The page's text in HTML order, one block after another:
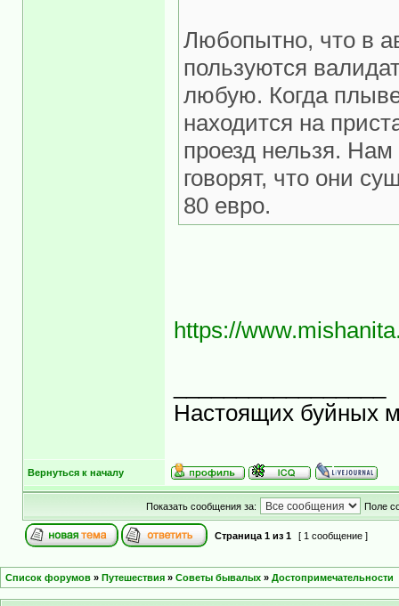
Любопытно, что в
пользуются
любую. Когда
находится на
проезд нельзя. Нам
говорят, что они
80 евро.
https://
Настоящих буйных
Вернуться к началу
Показать сообщения за: Поле
Страница 1 из 1 [ 1 сообщение ]
Список форумов » Путешествия » Советы бывалых » Достопримечательности